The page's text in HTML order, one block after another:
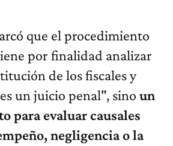
que el procedimiento
por finalidad analizar
de los fiscales y
un juicio penal", sino un
para evaluar causales
negligencia o la